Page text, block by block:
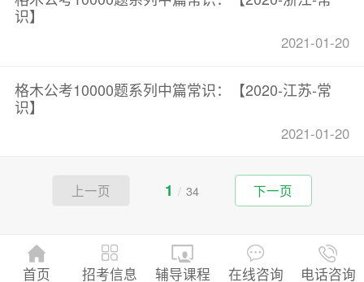
首页 招考信息 辅导课程 在线咨询 电话咨询
识】
2021-01-20
格木公考10000题系列中篇常识：【2020-江苏-常
识】
2021-01-20
上一页 1 / 34 下一页